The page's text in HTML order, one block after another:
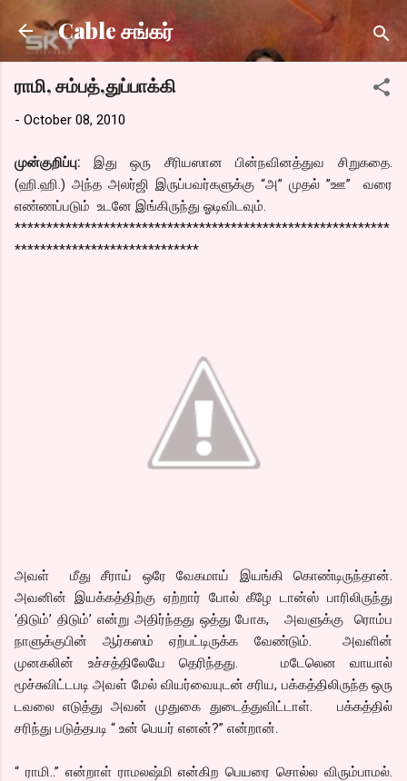
Skip to main content
Cable சங்கர்
ராமி, சம்பத்,துப்பாக்கி
- October 08, 2010
முன்குறிப்பு: இது ஒரு சீரியஸான பின்நவினத்துவ சிறுகதை.
(ஹி.ஹி.) அந்த அலர்ஜி இருப்பவர்களுக்கு “அ” முதல் ”ஊ” வரை
எண்ணப்படும் உடனே இங்கிருந்து ஓடிவிடவும்.
***********************************************************
*****************************
அவள் மீது சீராய் ஒரே வேகமாய் இயங்கி கொண்டிருந்தான்.
அவனின் இயக்கத்திற்கு ஏற்றார் போல் கீழே டான்ஸ் பாரிலிருந்து
‘திடும்’ திடும்’ என்று அதிர்ந்தது ஒத்து போக, அவளுக்கு ரொம்ப
நாளுக்குபின் ஆர்கஸம் ஏற்பட்டிருக்க வேண்டும். அவளின்
முனகலின் உச்சத்திலேயே தெரிந்தது. மடேலென வாயால்
மூச்சுவிட்டபடி அவள் மேல் வியர்வையுடன் சரிய, பக்கத்திலிருந்த ஒரு
டவலை எடுத்து அவன் முதுகை துடைத்துவிட்டாள். பக்கத்தில்
சரிந்து படுத்தபடி “ உன் பெயர் எனன்?” என்றான்.
“ ராமி..” என்றாள் ராமலஷ்மி என்கிற பெயரை சொல்ல விரும்பாமல்.